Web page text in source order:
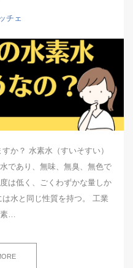
チェ
か？ 水素水（すいそすい）
であり、無味、無臭、無色で
は低く、ごくわずかな量しか
水と同じ性質を持つ。 工業
素…